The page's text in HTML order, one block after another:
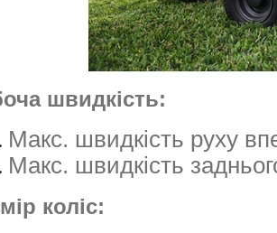
швидкість:
Макс. швидкість руху
Макс. швидкість
коліс: